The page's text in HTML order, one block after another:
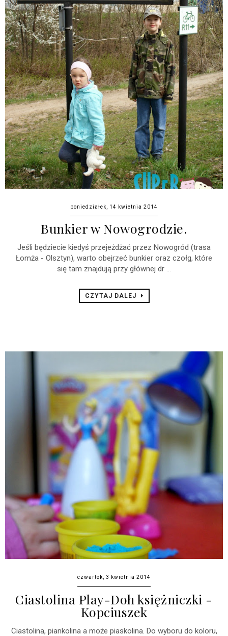
poniedziałek, 14 kwietnia 2014
Bunkier w Nowogrodzie.
Jeśli będziecie kiedyś przejeżdżać przez Nowogród (trasa
Łomża - Olsztyn), warto obejrzeć bunkier oraz czołg, które
się tam znajdują przy głównej dr ...
CZYTAJ DALEJ
czwartek, 3 kwietnia 2014
Ciastolina Play-Doh księżniczki -
Kopciuszek
Ciastolina, piankolina a może piaskolina. Do wyboru do koloru,